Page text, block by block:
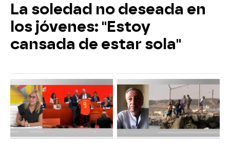
La soledad no deseada en
los jóvenes: "Estoy
cansada de estar sola"